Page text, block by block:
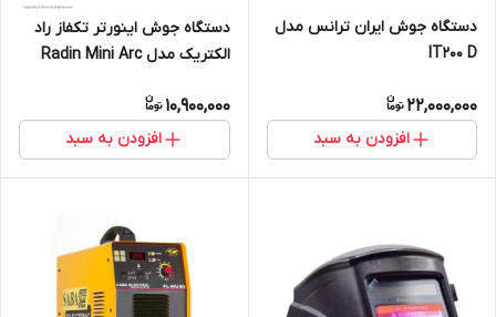
دستگاه جوش ایران ترانس مدل
IT200 D
22,000,000
افزودن به سبد
دستگاه جوش اینورتر تکفاز راد
الکتریک مدل Radin Mini Arc
10,900,000
افزودن به سبد